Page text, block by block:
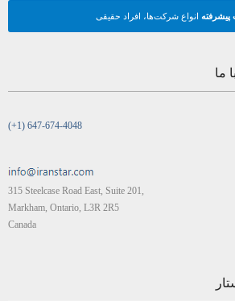
انواع شرکت‌ها، افراد حقیقی
(+1) 647-674-4048
315 Steelcase Road East, Suite 201,
Markham, Ontario, L3R 2R5
Canada